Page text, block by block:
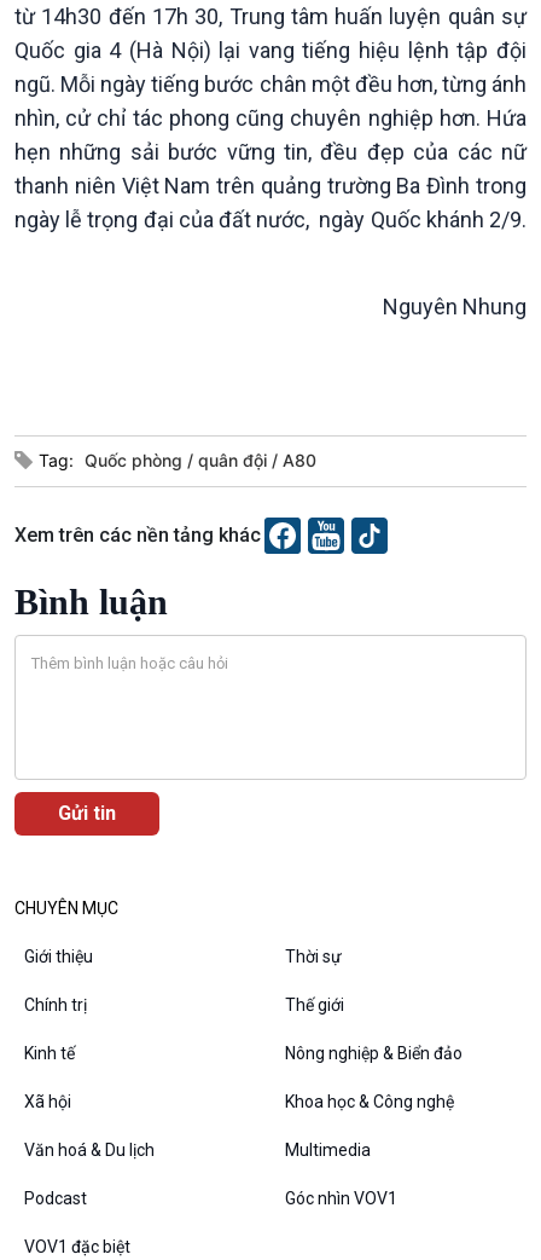
Câu chuyện thời sự
Đối thoại
Diễn đàn chủ nhật
VOV1 đặc biệt
Thanh âm ký sự
Các chương trình đặc biệt
từ 14h30 đến 17h 30, Trung tâm huấn luyện quân sự
Quốc gia 4 (Hà Nội) lại vang tiếng hiệu lệnh tập đội
ngũ. Mỗi ngày tiếng bước chân một đều hơn, từng ánh
nhìn, cử chỉ tác phong cũng chuyên nghiệp hơn. Hứa
hẹn những sải bước vững tin, đều đẹp của các nữ
thanh niên Việt Nam trên quảng trường Ba Đình trong
ngày lễ trọng đại của đất nước, ngày Quốc khánh 2/9.
Nguyên Nhung
Tag: Quốc phòng quân đội A80
Xem trên các nền tảng khác
Bình luận
CHUYÊN MỤC
Giới thiệu Thời sự
Chính trị Thế giới
Kinh tế Nông nghiệp & Biển đảo
Xã hội Khoa học & Công nghệ
Văn hoá & Du lịch Multimedia
Podcast Góc nhìn VOV1
VOV1 đặc biệt